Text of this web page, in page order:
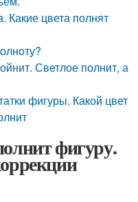
Какие цвета полнят
Светлое полнит, а
фигуры. Какой цвет
фигуру.